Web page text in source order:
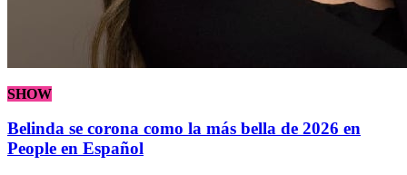
SHOW
Belinda se corona como la más bella de 2026 en
People en Español